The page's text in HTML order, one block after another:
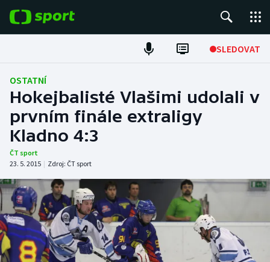
SLEDOVAT
Fotbal
Hokej
Tenis
Atletika
Cyklistika
DALŠÍ SPORTY
Americký fotbal
NEPŘEHLÉDNĚTE
OSTATNÍ
Hokejbalisté Vlašimi udolali v
prvním finále extraligy
Kladno 4:3
ČT sport
23. 5. 2015 | Zdroj: ČT sport